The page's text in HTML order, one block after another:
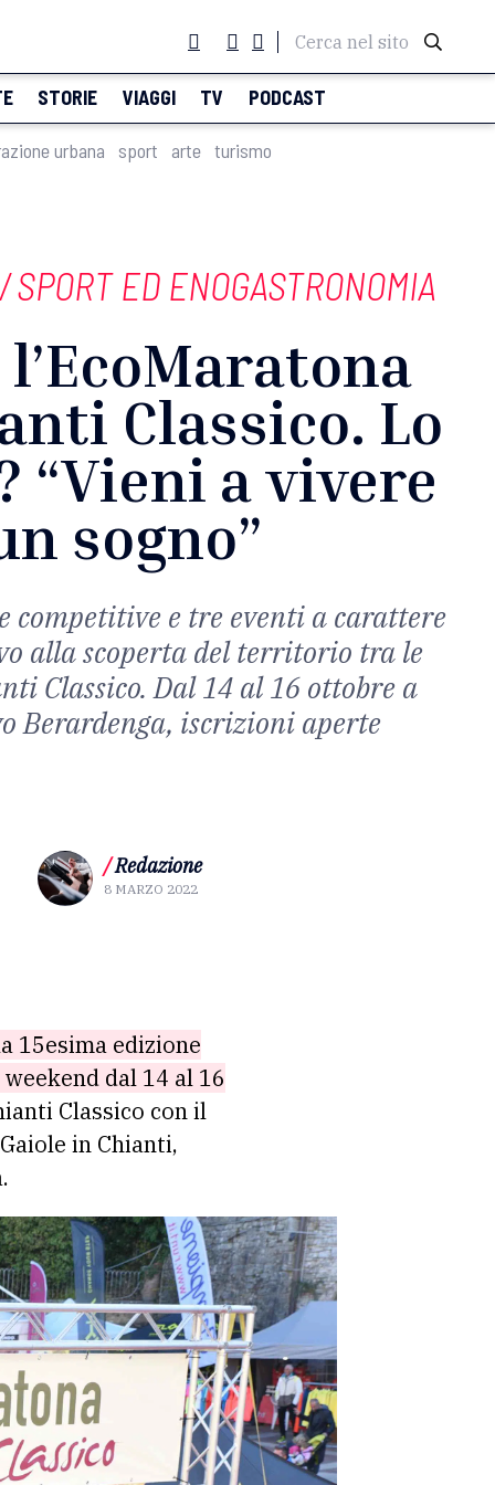
Cerca nel sito
STORIE VIAGGI TV PODCAST
urbana sport arte turismo
SPORT ED ENOGASTRONOMIA
Classico. Lo
“Vieni a vivere
sogno”
competitive e tre eventi a carattere
alla scoperta del territorio tra le
Classico. Dal 14 al 16 ottobre a
Berardenga, iscrizioni aperte
/Redazione
8 MARZO 2022
dal 14 al 16
Classico con il
in Chianti,